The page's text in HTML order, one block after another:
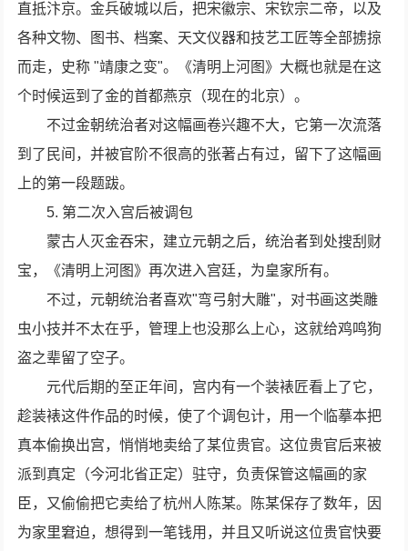
直抵汴京。金兵破城以后，把宋徽宗、宋钦宗二帝，以及
各种文物、图书、档案、天文仪器和技艺工匠等全部掳掠
而走，史称 "靖康之变"。《清明上河图》大概也就是在这
个时候运到了金的首都燕京（现在的北京）。
不过金朝统治者对这幅画卷兴趣不大，它第一次流落
到了民间，并被官阶不很高的张著占有过，留下了这幅画
上的第一段题跋。
5. 第二次入宫后被调包
蒙古人灭金吞宋，建立元朝之后，统治者到处搜刮财
宝，《清明上河图》再次进入宫廷，为皇家所有。
不过，元朝统治者喜欢"弯弓射大雕"，对书画这类雕
虫小技并不太在乎，管理上也没那么上心，这就给鸡鸣狗
盗之辈留了空子。
元代后期的至正年间，宫内有一个装裱匠看上了它，
趁装裱这件作品的时候，使了个调包计，用一个临摹本把
真本偷换出宫，悄悄地卖给了某位贵官。这位贵官后来被
派到真定（今河北省正定）驻守，负责保管这幅画的家
臣，又偷偷把它卖给了杭州人陈某。陈某保存了数年，因
为家里窘迫，想得到一笔钱用，并且又听说这位贵官快要